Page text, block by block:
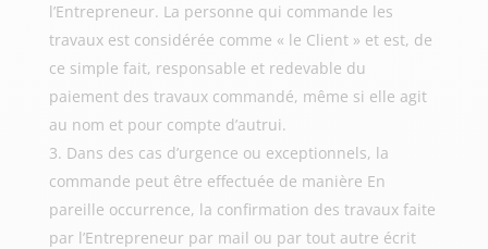
l’Entrepreneur. La personne qui commande les
travaux est considérée comme « le Client » et est, de
ce simple fait, responsable et redevable du
paiement des travaux commandé, même si elle agit
au nom et pour compte d’autrui.
Dans des cas d’urgence ou exceptionnels, la
commande peut être effectuée de manière En
pareille occurrence, la confirmation des travaux faite
par l’Entrepreneur par mail ou par tout autre écrit